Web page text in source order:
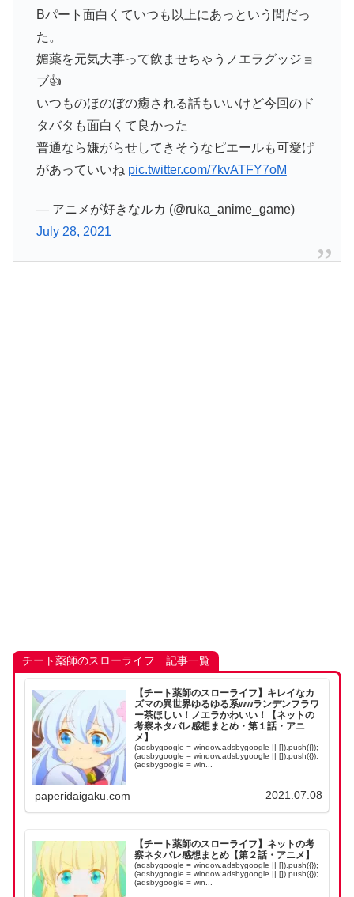
Bパート面白くていつも以上にあっという間だっ
た。
媚薬を元気大事って飲ませちゃうノエラグッジョ
ブ👍
いつものほのぼの癒される話もいいけど今回のド
タバタも面白くて良かった
普通なら嫌がらせしてきそうなピエールも可愛げ
があっていいね pic.twitter.com/7kvATFY7oM
— アニメが好きなルカ (@ruka_anime_game)
July 28, 2021
チート薬師のスローライフ 記事一覧
【チート薬師のスローライフ】キレイなカ
ズマの異世界ゆるゆる系wwランデンフラワ
ー茶ほしい！ノエラかわいい！【ネットの
考察ネタバレ感想まとめ・第１話・アニ
メ】
(adsbygoogle = window.adsbygoogle || []).push({});
(adsbygoogle = window.adsbygoogle || []).push({});
(adsbygoogle = win...
paperidaigaku.com 2021.07.08
【チート薬師のスローライフ】ネットの考
察ネタバレ感想まとめ【第２話・アニメ】
(adsbygoogle = window.adsbygoogle || []).push({});
(adsbygoogle = window.adsbygoogle || []).push({});
(adsbygoogle = win...